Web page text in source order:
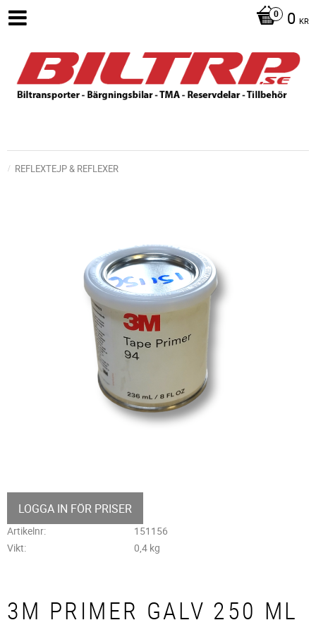
0 KR
REFLEXTEJP & REFLEXER
LOGGA IN FÖR PRISER
Artikelnr
151156
Vikt
0,4 kg
3M PRIMER GALV 250 ML